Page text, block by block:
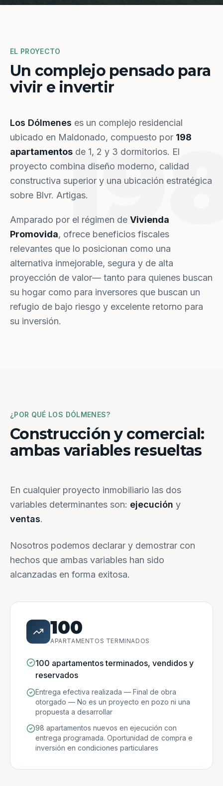
EL PROYECTO
Un complejo pensado para
vivir e invertir
Los Dólmenes es un complejo residencial
ubicado en Maldonado, compuesto por 198
apartamentos de 1, 2 y 3 dormitorios. El
proyecto combina diseño moderno, calidad
constructiva superior y una ubicación estratégica
sobre Blvr. Artigas.
Amparado por el régimen de Vivienda
Promovida, ofrece beneficios fiscales
relevantes que lo posicionan como una
alternativa inmejorable, segura y de alta
proyección de valor— tanto para quienes buscan
su hogar como para inversores que buscan un
refugio de bajo riesgo y excelente retorno para
su inversión.
¿POR QUÉ LOS DÓLMENES?
Construcción y comercial:
ambas variables resueltas
En cualquier proyecto inmobiliario las dos
variables determinantes son: ejecución y
ventas.
Nosotros podemos declarar y demostrar con
hechos que ambas variables han sido
alcanzadas en forma exitosa.
100
APARTAMENTOS TERMINADOS
100 apartamentos terminados, vendidos y
reservados
Entrega efectiva realizada — Final de obra
otorgado — No es un proyecto en pozo ni una
propuesta a desarrollar
98 apartamentos nuevos en ejecución con
entrega programada. Oportunidad de compra e
inversión en condiciones particulares